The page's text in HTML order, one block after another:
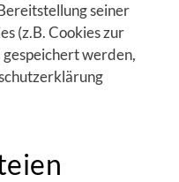
seiner
(z.B. Cookies zur
werden,